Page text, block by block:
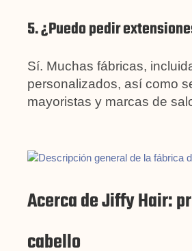
5. ¿Puedo pedir
Sí. Muchas fábricas,
personalizados, así como
mayoristas y marcas de
Acerca de Jiffy Hair:
cabello